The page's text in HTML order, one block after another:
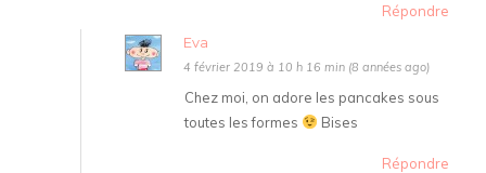
Répondre
Eva
4 février 2019 à 10 h 16 min (8 années ago)
Chez moi, on adore les pancakes sous
toutes les formes
Bises
Répondre